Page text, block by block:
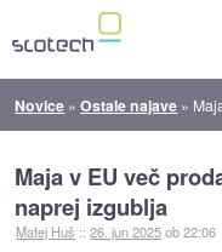
Novice »Ostale najave »
Maja v EU več
naprej izgublja
Matej Huš ::26. jun 2025ob 22:06